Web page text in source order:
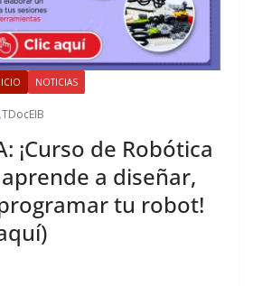
NOTICIAS
TDocEIB
¡Curso de Robótica
a diseñar,
tu robot!